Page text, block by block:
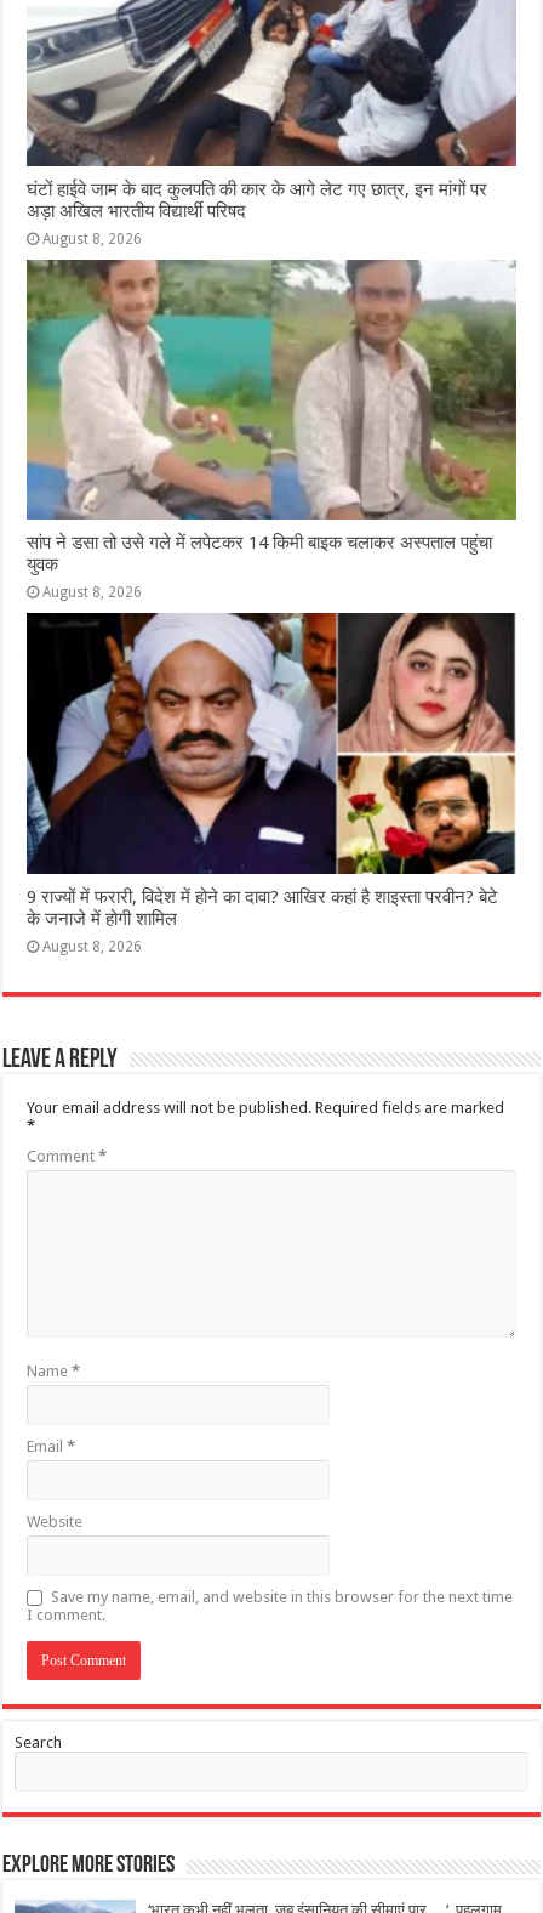
घंटों हाईवे जाम के बाद कुलपति की कार के आगे लेट गए छात्र, इन मांगों पर
अड़ा अखिल भारतीय विद्यार्थी परिषद
August 8, 2026
सांप ने डसा तो उसे गले में लपेटकर 14 किमी बाइक चलाकर अस्पताल पहुंचा
युवक
August 8, 2026
9 राज्‍यों में फरारी, व‍िदेश में होने का दावा? आख‍िर कहां है शाइस्‍ता परवीन? बेटे
के जनाजे में होगी शामिल
August 8, 2026
Leave a Reply
Your email address will not be published. Required fields are marked
*
Comment*
Name*
Email*
Website
Save my name, email, and website in this browser for the next time
I comment.
Search
Explore More Stories